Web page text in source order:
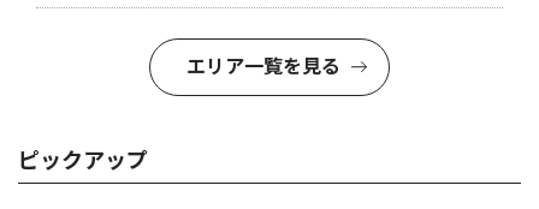
エリア一覧を見る
ピックアップ